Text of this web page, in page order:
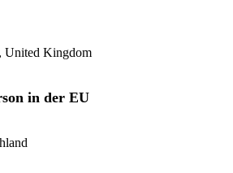
United Kingdom
in der EU